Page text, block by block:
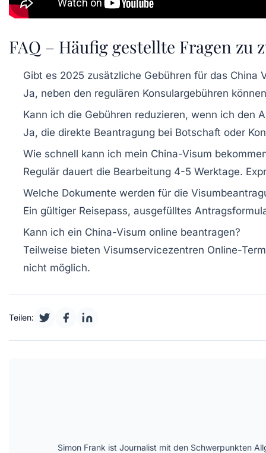
FAQ – Häufig gestellte Fragen zu
Gibt es 2025 zusätzliche Gebühren für das China
Ja, neben den regulären Konsulargebühren
Kann ich die Gebühren reduzieren, wenn ich den
Ja, die direkte Beantragung bei Botschaft oder
Wie schnell kann ich mein China-Visum
Regulär dauert die Bearbeitung 4-5 Werktage.
Welche Dokumente werden für die
Ein gültiger Reisepass, ausgefülltes
Kann ich ein China-Visum online beantragen?
Teilweise bieten Visumservicezentren Online-
nicht möglich.
Teilen:
Simon Frank ist Journalist mit den Schwerpunkten